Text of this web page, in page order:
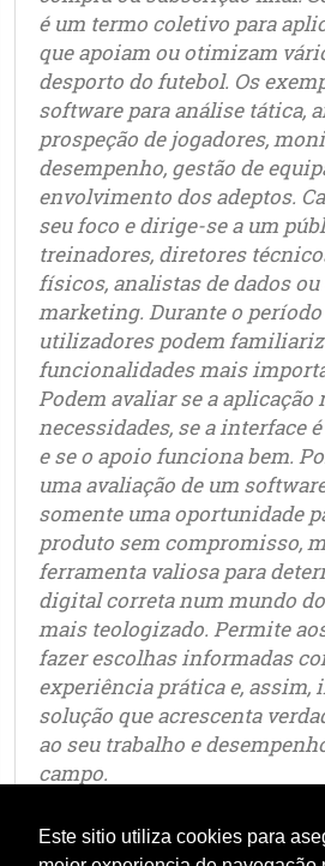
Este sitio utiliza cookies para
é um termo coletivo para
que apoiam ou otimizam
desporto do futebol. Os
software para análise tática,
prospeção de jogadores,
desempenho, gestão de
envolvimento dos adeptos.
seu foco e dirige-se a um
treinadores, diretores
físicos, analistas de dados ou
marketing. Durante o
utilizadores podem
funcionalidades mais
Podem avaliar se a aplicação
necessidades, se a interface
e se o apoio funciona bem.
uma avaliação de um
somente uma oportunidade
produto sem compromisso,
ferramenta valiosa para
digital correta num mundo
mais teologizado. Permite
fazer escolhas informadas
experiência prática e, assim,
solução que acrescenta
ao seu trabalho e
campo.